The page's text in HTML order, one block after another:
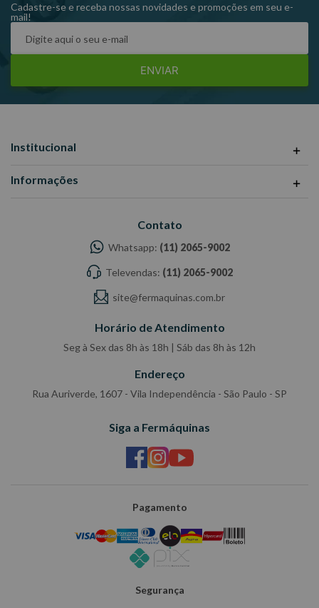
Cadastre-se e receba nossas novidades e promoções em seu e-
mail!
ENVIAR
Institucional
Informações
Contato
Whatsapp: (11) 2065-9002
Televendas: (11) 2065-9002
site@fermaquinas.com.br
Horário de Atendimento
Seg à Sex das 8h às 18h | Sáb das 8h às 12h
Endereço
Rua Auriverde, 1607 - Vila Independência - São Paulo - SP
Siga a Fermáquinas
Pagamento
Segurança